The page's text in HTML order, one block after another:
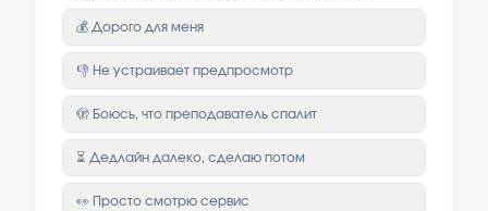
💰 Дорого для меня
👎 Не устраивает предпросмотр
🫣 Боюсь, что преподаватель спалит
⏳ Дедлайн далеко, сделаю потом
👀 Просто смотрю сервис